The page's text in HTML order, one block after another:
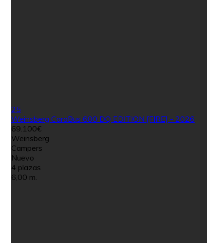
25
Weinsberg CaraBus 600 DQ EDITION [FIRE] - 2026
69.100€
Weinsberg
Campers
Nuevo
4 plazas
6,00 m.